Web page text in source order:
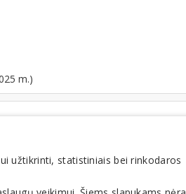
m.)
užtikrinti, statistiniais bei rinkodaros